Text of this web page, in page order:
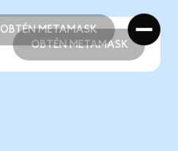
OBTÉN METAMASK
OBTÉN METAMASK
OBTÉN METAMASK